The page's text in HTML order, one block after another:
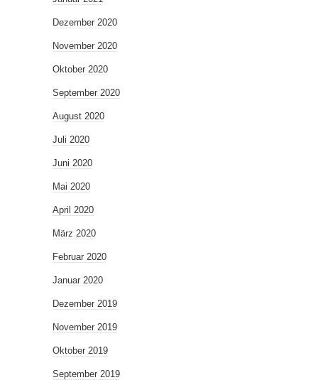
Dezember 2020
November 2020
Oktober 2020
September 2020
August 2020
Juli 2020
Juni 2020
Mai 2020
April 2020
März 2020
Februar 2020
Januar 2020
Dezember 2019
November 2019
Oktober 2019
September 2019